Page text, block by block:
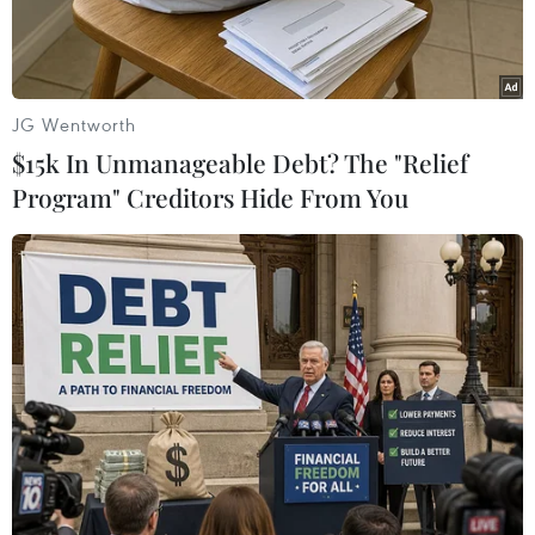
ngờ.
Thượng tướng Võ Minh Lương kiểm tra công tác điều trị, phục
hồi bệnh nhân F0 tại Trung tâm hồi sức COVID-19. (Ảnh: Hồng
Pha/TTXVN phát)
Sáng 14/9, Thượng tướng Võ Minh Lương, Ủy
JG Wentworth
$15k In Unmanageable Debt? The "Relief
Program" Creditors Hide From You